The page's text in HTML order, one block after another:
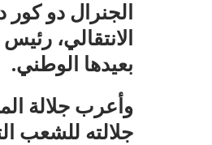
الجنرال دو
الانتقالي،
بعيدها الوطني.
وأعرب جلالة
جلالته للشعب